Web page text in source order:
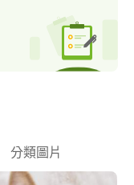
分類圖片